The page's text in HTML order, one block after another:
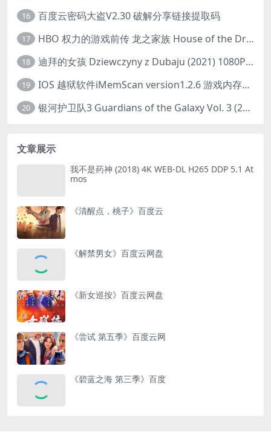
16 百度云密码大盗V2.30 破解分享链接提取码
17 HBO 权力的游戏前传 龙之家族 House of the Dragon (2022) 中字 1080P 更新4集
18 迪拜的女孩 Dziewczyny z Dubaju (2021) 1080P 中字
19 IOS 越狱软件iMemScan version1.2.6 游戏内存修改器
20 银河护卫队3 Guardians of the Galaxy Vol. 3 (2023)4K高清资源1080p只分享精品
文章展示
我不是药神 (2018) 4K WEB-DL H265 DDP 5.1 At
mos
《清醒点，桃子》百度云
《解禁男女》百度云网盘
《新女巡按》百度云网盘
《尝试 第五季》百度云网
《碧蓝之海 第三季》百度